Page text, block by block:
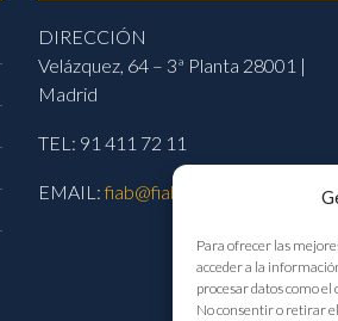
Para ofrecer las
acceder a la
procesar datos como
No consentir o retirar
DIRECCIÓN
Velázquez, 64 – 3ª Planta 28001 |
Madrid
TEL: 91 411 72 11
EMAIL:fiab@fiab.es